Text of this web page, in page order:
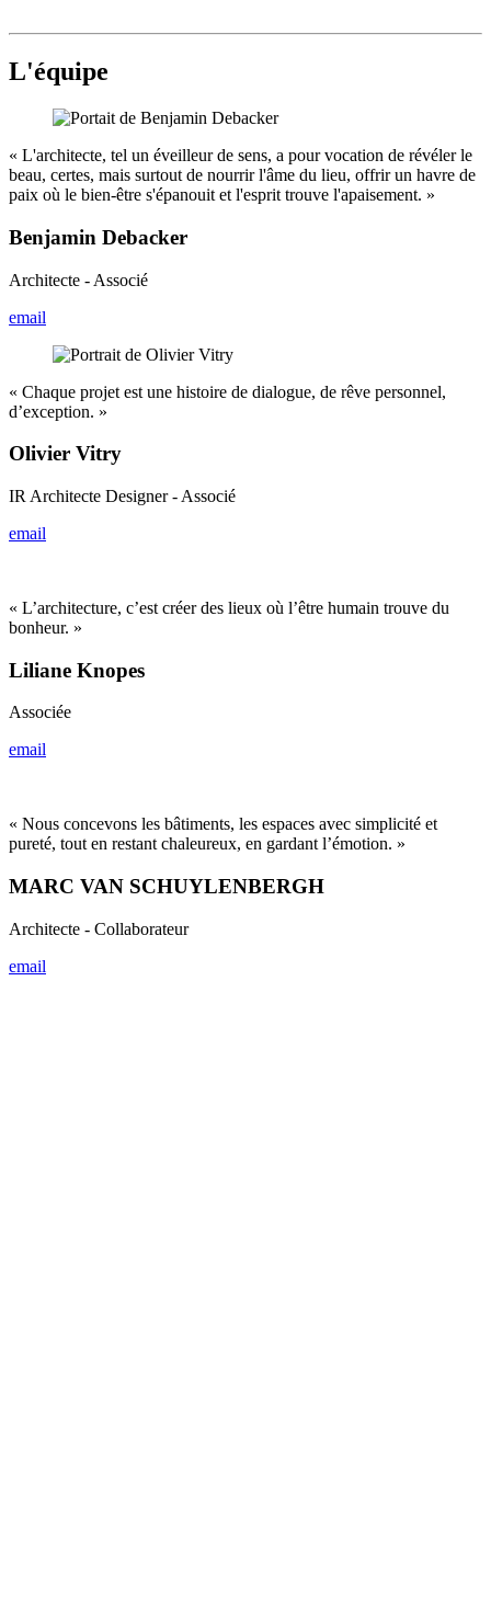
L'équipe
« L'architecte, tel un éveilleur de sens, a pour vocation de révéler le
beau, certes, mais surtout de nourrir l'âme du lieu, offrir un havre de
paix où le bien-être s'épanouit et l'esprit trouve l'apaisement. »
Benjamin Debacker
Architecte - Associé
email
« Chaque projet est une histoire de dialogue, de rêve personnel,
d’exception. »
Olivier Vitry
IR Architecte Designer - Associé
email
« L’architecture, c’est créer des lieux où l’être humain trouve du
bonheur. »
Liliane Knopes
Associée
email
« Nous concevons les bâtiments, les espaces avec simplicité et
pureté, tout en restant chaleureux, en gardant l’émotion. »
MARC VAN SCHUYLENBERGH
Architecte - Collaborateur
email